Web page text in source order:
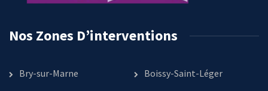
Nos Zones D’interventions
Bry-sur-Marne Boissy-Saint-Léger